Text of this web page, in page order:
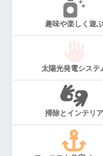
趣味や楽しく遊ぶ
太陽光発電システ
掃除とインテリア